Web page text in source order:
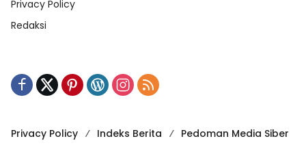
Privacy Policy
Redaksi
Privacy Policy Indeks Berita
Pedoman Media Siber